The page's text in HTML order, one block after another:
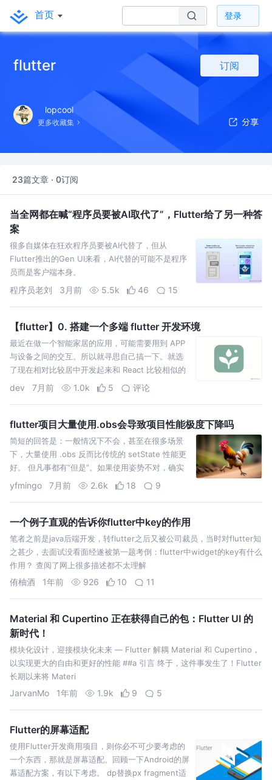
首页 登录
flutter 订阅
lopcool
更多收藏集
23篇文章 · 0订阅
当全网都在喊“程序员要被AI取代了”，Flutter给了另一种答
案
很多自媒体在狂欢程序员要被AI代替了，但从
Flutter推出的Gen UI来看，AI代替的可能不是程序
员而是客户端本身。
程序员老刘 3月前 5.5k 46 15
【flutter】0. 搭建一个多端 flutter 开发环境
最近在做一个智能家居的应用，可能需要用到 APP
与设备之间的交互。所以就寻思自己搞一下。就选
了现在相对比较居中开发起来和 React 比较相似的
flutter。
dev 7月前 1.0k 5 评论
flutter项目大量使用.obs会导致项目性能极度下降吗
简短的回答是：一般情况下不会，甚至在很多场景
下，大量使用 .obs 反而比传统的 setState 性能更
好。 但凡事都有“但是”。如果使用姿势不对，确实
会导致内存占用增加或帧率下降。 我们需要从**
yfmingo 7月前 2.6k 18 9
一个例子直观的告诉你flutter中key的作用
笔者之前是java后端开发，转flutter之后又被公司裁员，当时对flutter知
之甚少，去面试没看面经遂被第一题考倒：flutter中widget的key有什么
作用？ 查阅了网上很多描述都不太理解
侑柚酒 1年前 926 10 11
Material 和 Cupertino 正在获得自己的包：Flutter UI 的
新时代！
模块化设计，迎接模块化未来 — Flutter 解耦 Material 和 Cupertino，
以实现更大的自由和更好的性能 ##a 引言 终于，这件事发生了！Flutter
长期以来将 Materi
JarvanMo 1年前 1.9k 9 5
Flutter的屏幕适配
使用Flutter开发商用项目，则你必不可少要考虑的
一个东西，那就是屏幕适配。回顾一下Android的屏
幕适配方案，有以下考虑。 dp替换px fragment适